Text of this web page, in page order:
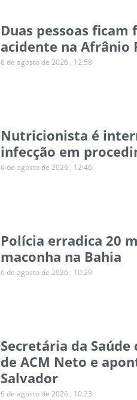
Duas pessoas ficam
acidente na Afrânio
6 de agosto de 2026 12:58
Nutricionista é
infecção em
6 de agosto de 2026 12:46
Polícia erradica 20
maconha na Bahia
6 de agosto de 2026 10:29
Secretária da
de ACM Neto e
Salvador
6 de agosto de 2026 10:23